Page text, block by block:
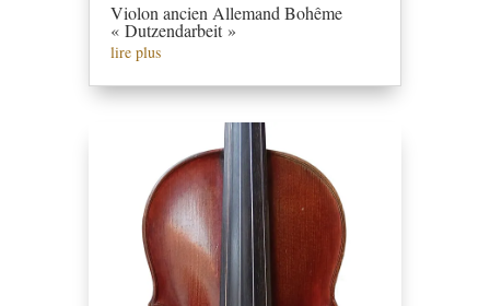
Violon ancien Allemand Bohême
« Dutzendarbeit »
lire plus